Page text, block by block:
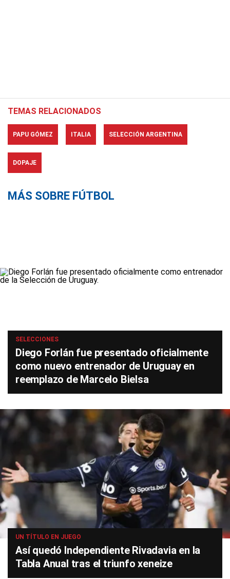
TEMAS RELACIONADOS
PAPU GÓMEZ ITALIA SELECCIÓN ARGENTINA
DOPAJE
MÁS SOBRE FÚTBOL
SELECCIONES
Diego Forlán fue presentado oficialmente
como nuevo entrenador de Uruguay en
reemplazo de Marcelo Bielsa
UN TÍTULO EN JUEGO
Así quedó Independiente Rivadavia en la
Tabla Anual tras el triunfo xeneize